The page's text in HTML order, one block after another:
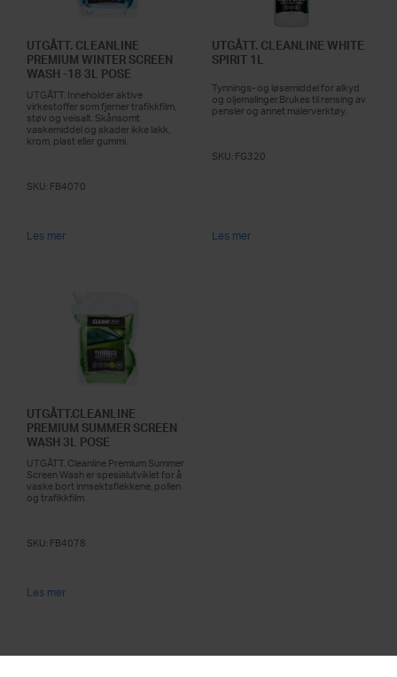
UTGÅTT. CLEANLINE
PREMIUM WINTER SCREEN
WASH -18 3L POSE
UTGÅTT. Inneholder aktive
virkestoffer som fjerner trafikkfilm,
støv og veisalt. Skånsomt
vaskemiddel og skader ikke lakk,
krom, plast eller gummi.
SKU: FB4070
Les mer
UTGÅTT. CLEANLINE WHITE
SPIRIT 1L
Tynnings- og løsemiddel for alkyd
og oljemalinger.Brukes til rensing av
pensler og annet malerverktøy.
SKU: FG320
Les mer
UTGÅTT.CLEANLINE
PREMIUM SUMMER SCREEN
WASH 3L POSE
UTGÅTT. Cleanline Premium Summer
Screen Wash er spesialutviklet for å
vaske bort innsektsflekkene, pollen
og trafikkfilm
SKU: FB4078
Les mer